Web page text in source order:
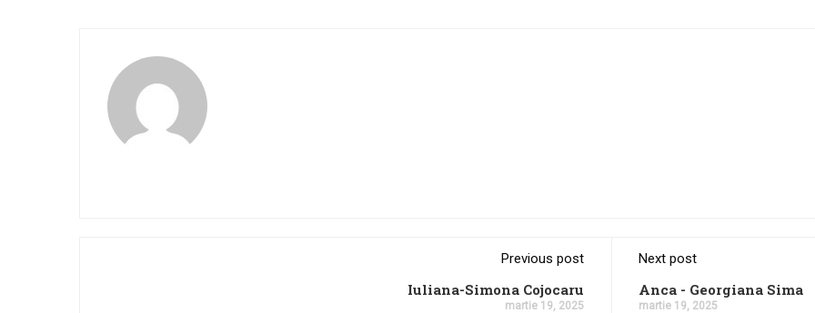
Previous post
Iuliana-Simona Cojocaru
martie 19, 2025
Next post
Anca - Georgiana Sima
martie 19, 2025